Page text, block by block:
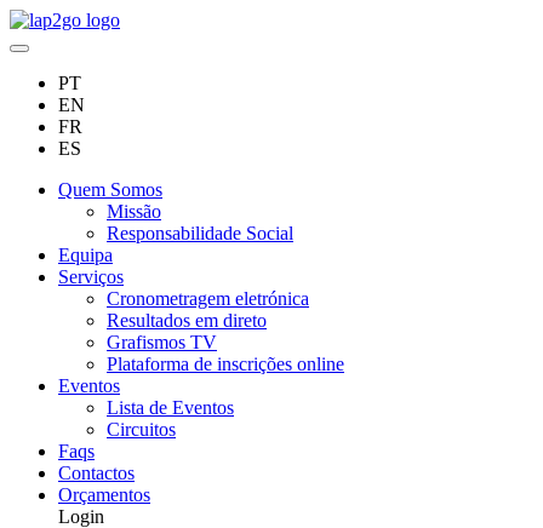
PT
EN
FR
ES
Quem Somos
Missão
Responsabilidade Social
Equipa
Serviços
Cronometragem eletrónica
Resultados em direto
Grafismos TV
Plataforma de inscrições online
Eventos
Lista de Eventos
Circuitos
Faqs
Contactos
Orçamentos
Login